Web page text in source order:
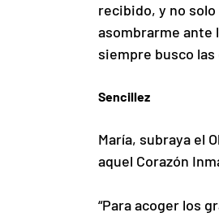
recibido, y no
asombrarme ante
siempre busco
Sencillez
María, subraya el
aquel Corazón
“Para acoger los